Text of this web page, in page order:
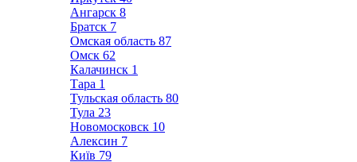
Ангарск 8
Братск 7
Омская область 87
Омск 62
Калачинск 1
Тара 1
Тульская область 80
Тула 23
Новомосковск 10
Алексин 7
Київ 79